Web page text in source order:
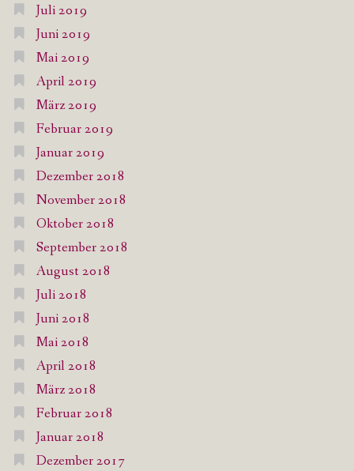
Juli 2019
Juni 2019
Mai 2019
April 2019
März 2019
Februar 2019
Januar 2019
Dezember 2018
November 2018
Oktober 2018
September 2018
August 2018
Juli 2018
Juni 2018
Mai 2018
April 2018
März 2018
Februar 2018
Januar 2018
Dezember 2017